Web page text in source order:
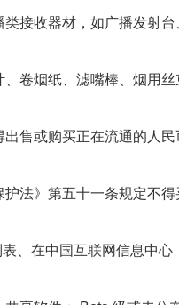
接收器材，如广播发射台
卷烟纸、滤嘴棒、烟用丝
售或购买正在流通的人民
法》第五十一条规定不
、在中国互联网信息中心